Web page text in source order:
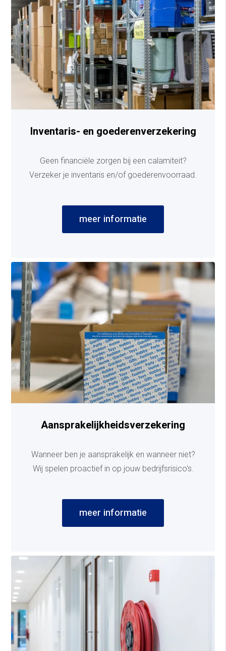
Inventaris- en goederenverzekering
Geen financiële zorgen bij een calamiteit?
Verzeker je inventaris en/of goederenvoorraad.
meer informatie
Aansprakelijkheidsverzekering
Wanneer ben je aansprakelijk en wanneer niet?
Wij spelen proactief in op jouw bedrijfsrisico's.
meer informatie